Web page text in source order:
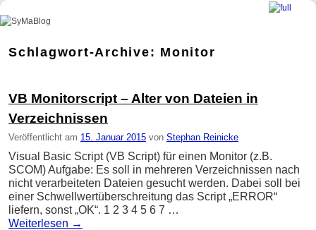
SyMaBlog
Schlagwort-Archive: Monitor
VB Monitorscript – Alter von Dateien in
Verzeichnissen
Veröffentlicht am 15. Januar 2015 von Stephan Reinicke
Visual Basic Script (VB Script) für einen Monitor (z.B.
SCOM) Aufgabe: Es soll in mehreren Verzeichnissen nach
nicht verarbeiteten Dateien gesucht werden. Dabei soll bei
einer Schwellwertüberschreitung das Script „ERROR“
liefern, sonst „OK“. 1 2 3 4 5 6 7 …
Weiterlesen →